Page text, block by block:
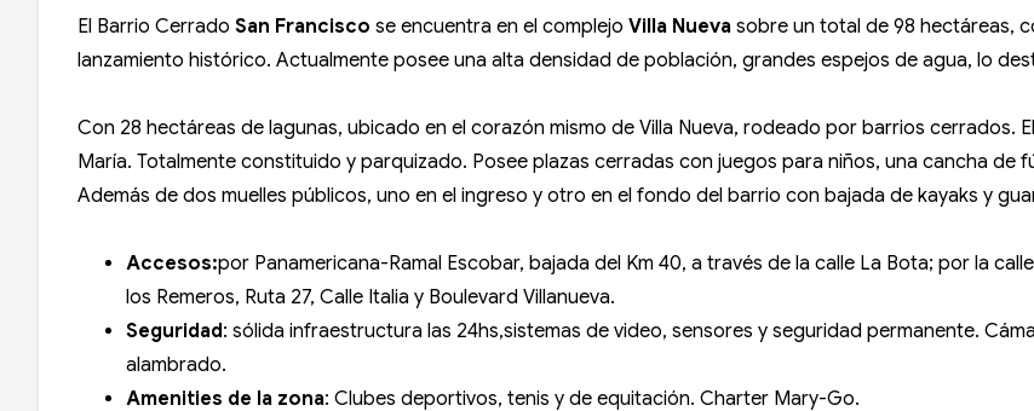
El Barrio Cerrado San Francisco se encuentra en el complejo Villa Nueva sobre un total de 98 hectáreas,
lanzamiento histórico. Actualmente posee una alta densidad de población, grandes espejos de agua, lo
Con 28 hectáreas de lagunas, ubicado en el corazón mismo de Villa Nueva, rodeado por barrios cerrados.
María. Totalmente constituido y parquizado. Posee plazas cerradas con juegos para niños, una cancha de
Además de dos muelles públicos, uno en el ingreso y otro en el fondo del barrio con bajada de kayaks y
Accesos:por Panamericana-Ramal Escobar, bajada del Km 40, a través de la calle La Bota; por la
los Remeros, Ruta 27, Calle Italia y Boulevard Villanueva.
Seguridad: sólida infraestructura las 24hs,sistemas de video, sensores y seguridad permanente.
alambrado.
Amenities de la zona: Clubes deportivos, tenis y de equitación. Charter Mary-Go.